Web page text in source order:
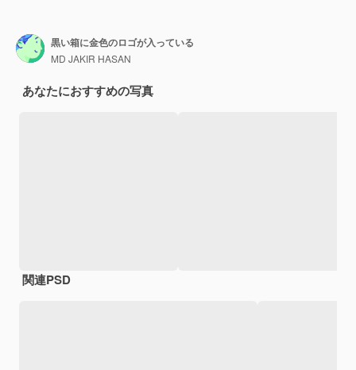
黒い箱に金色のロゴが入っている
MD JAKIR HASAN
あなたにおすすめの写真
関連PSD